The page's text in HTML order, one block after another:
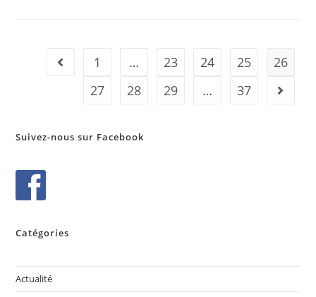
1 … 23 24 25
26
27
28 29 … 37
Suivez-nous sur Facebook
Catégories
Actualité